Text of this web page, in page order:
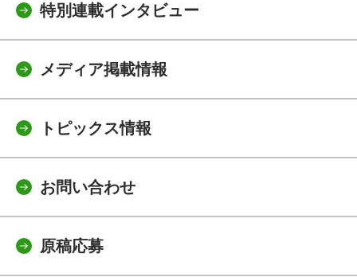
特別連載インタビュー
メディア掲載情報
トピックス情報
お問い合わせ
原稿応募